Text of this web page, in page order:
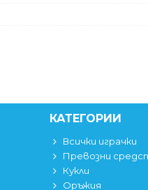
КАТЕГОРИИ
Всички играчки
Превозни
Кукли
Оръжия